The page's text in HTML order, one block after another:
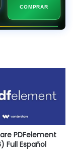
COMPRAR
PDFelement
Full Español